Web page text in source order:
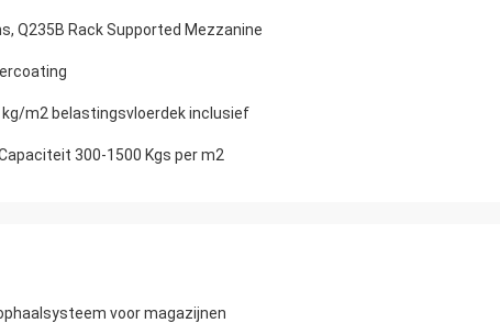
Q235B Rack Supported Mezzanine
m2 belastingsvloerdek inclusief
300-1500 Kgs per m2
voor magazijnen